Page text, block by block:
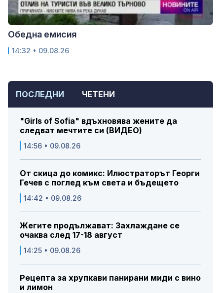
ПОСЛЕДНИ ЧЕТЕНИ
"Girls of Sofia" вдъхновява жените да
следват мечтите си (ВИДЕО)
14:56 • 09.08.26
От скица до комикс: Илюстраторът Георги
Гечев с поглед към света и бъдещето
14:42 • 09.08.26
Жегите продължават: Захлаждане се
очаква след 17-18 август
14:25 • 09.08.26
Рецепта за хрупкави панирани миди с вино
и лимон
Обедна емисия
14:32 • 09.08.26